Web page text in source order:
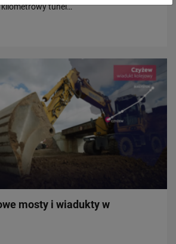
kilometrowy tunel…
mosty i wiadukty w